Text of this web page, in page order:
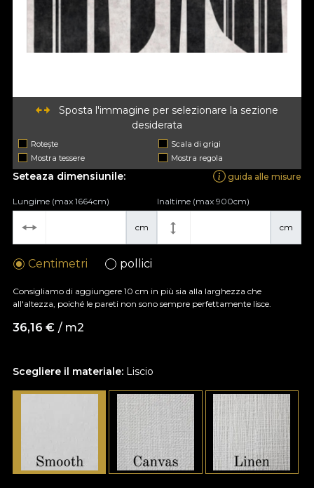
Sposta l'immagine per selezionare la sezione
desiderata
Rotește
Scala di grigi
Mostra tessere
Mostra regola
Scegliere il materiale: Liscio
Seteaza dimensiunile: guida alle misure
cm
Lungime (max 1664cm)
cm
Inaltime (max 900cm)
Centimetri pollici
Consigliamo di aggiungere 10 cm in più sia alla larghezza che
all'altezza, poiché le pareti non sono sempre perfettamente lisce.
36,16 € / m2